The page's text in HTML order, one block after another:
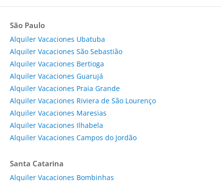
São Paulo
Alquiler Vacaciones Ubatuba
Alquiler Vacaciones São Sebastião
Alquiler Vacaciones Bertioga
Alquiler Vacaciones Guarujá
Alquiler Vacaciones Praia Grande
Alquiler Vacaciones Riviera de São Lourenço
Alquiler Vacaciones Maresias
Alquiler Vacaciones Ilhabela
Alquiler Vacaciones Campos do Jordão
Santa Catarina
Alquiler Vacaciones Bombinhas